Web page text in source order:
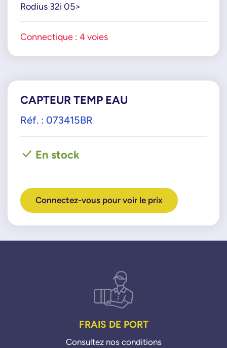
Rodius 32i 05>
Connectique : 4 voies
CAPTEUR TEMP EAU
Réf. : 073415BR
En stock
Connectez-vous pour voir le prix
FRAIS DE PORT
Consultez nos conditions